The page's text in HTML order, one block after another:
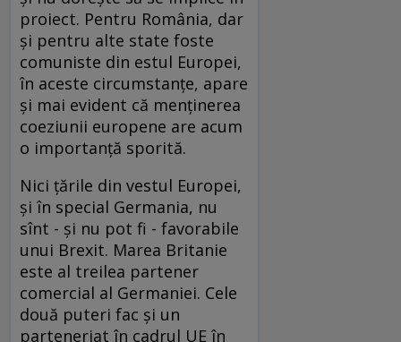
proiect. Pentru România, dar
și pentru alte state foste
comuniste din estul Europei,
în aceste circumstanţe, apare
şi mai evident că menţinerea
coeziunii europene are acum
o importanță sporită.
Nici țările din vestul Europei,
și în special Germania, nu
sînt - și nu pot fi - favorabile
unui Brexit. Marea Britanie
este al treilea partener
comercial al Germaniei. Cele
două puteri fac și un
parteneriat în cadrul UE în